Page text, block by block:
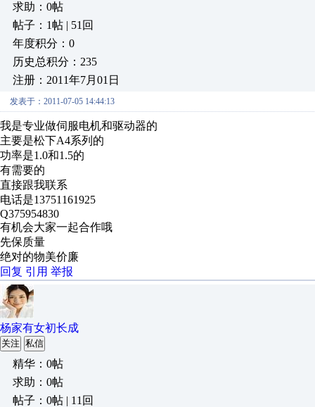
求助：0帖
帖子：1帖 | 51回
年度积分：0
历史总积分：235
注册：2011年7月01日
发表于：2011-07-05 14:44:13
我是专业做伺服电机和驱动器的
主要是松下A4系列的
功率是1.0和1.5的
有需要的
直接跟我联系
电话是13751161925
Q375954830
有机会大家一起合作哦
先保质量
绝对的物美价廉
回复 引用 举报
杨家有女初长成
关注 私信
精华：0帖
求助：0帖
帖子：0帖 | 11回